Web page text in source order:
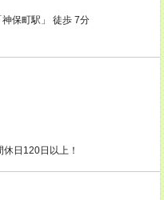
保町駅」 徒歩 7分
日120日以上！